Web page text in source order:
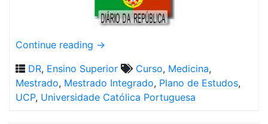
Continue reading →
DR, Ensino Superior Curso, Medicina,
Mestrado, Mestrado Integrado, Plano de Estudos,
UCP, Universidade Católica Portuguesa